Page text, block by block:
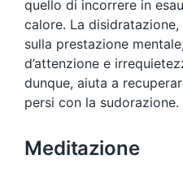
quello di incorrere in
calore. La
sulla prestazione
d’attenzione e
dunque, aiuta a
persi con la sudorazione.
Meditazione